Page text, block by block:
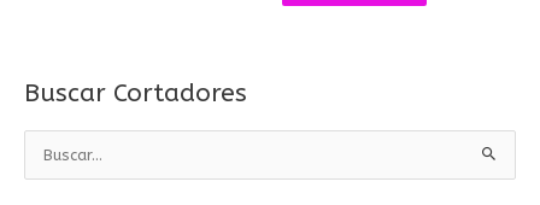
Buscar Cortadores